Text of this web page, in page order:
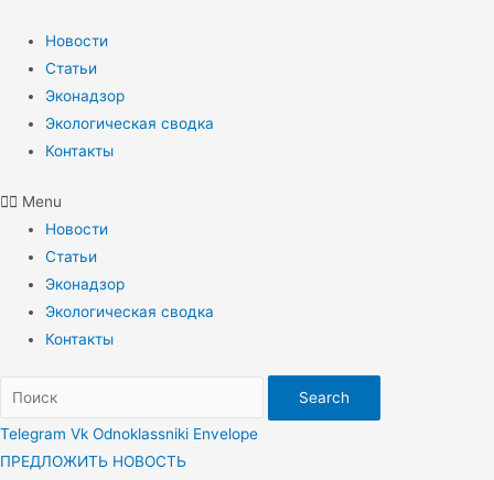
содержимому
Новости
Статьи
Эконадзор
Экологическая сводка
Контакты
Menu
Новости
Статьи
Эконадзор
Экологическая сводка
Контакты
Search
Telegram Vk Odnoklassniki Envelope
ПРЕДЛОЖИТЬ НОВОСТЬ